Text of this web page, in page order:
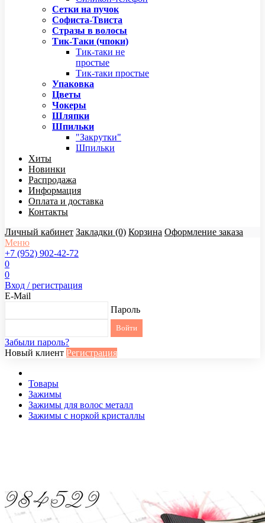
Сетки на пучок
Софиста-Твиста
Стразы в волосы
Тик-Таки (чпоки)
Тик-таки не
простые
Тик-таки простые
Упаковка
Цветы
Чокеры
Шляпки
Шпильки
"Закрутки"
Шпильки
Хиты
Новинки
Распродажа
Информация
Оплата и доставка
Контакты
Личный кабинет Закладки (0) Корзина Оформление заказа
Меню
+7 (952) 902-42-72
0
0
Вход / регистрация
E-Mail
Пароль
Забыли пароль?
Новый клиент Регистрация
Товары
Зажимы
Зажимы для волос металл
Зажимы с норкой кристаллы